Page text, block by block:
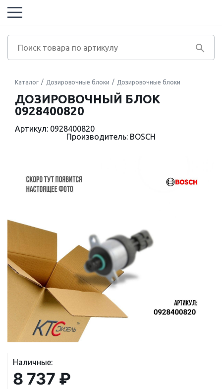
Каталог Дозировочные блоки Дозировочные блоки
ДОЗИРОВОЧНЫЙ БЛОК
0928400820
Артикул: 0928400820
Производитель: BOSCH
Наличные:
8 737 ₽